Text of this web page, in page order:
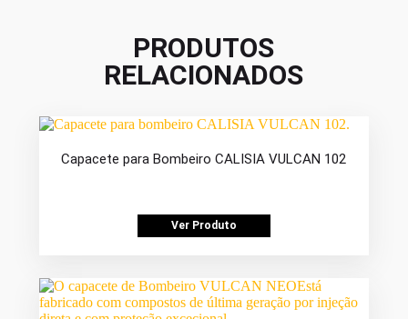
PRODUTOS
RELACIONADOS
Capacete para Bombeiro CALISIA VULCAN 102
Ver Produto